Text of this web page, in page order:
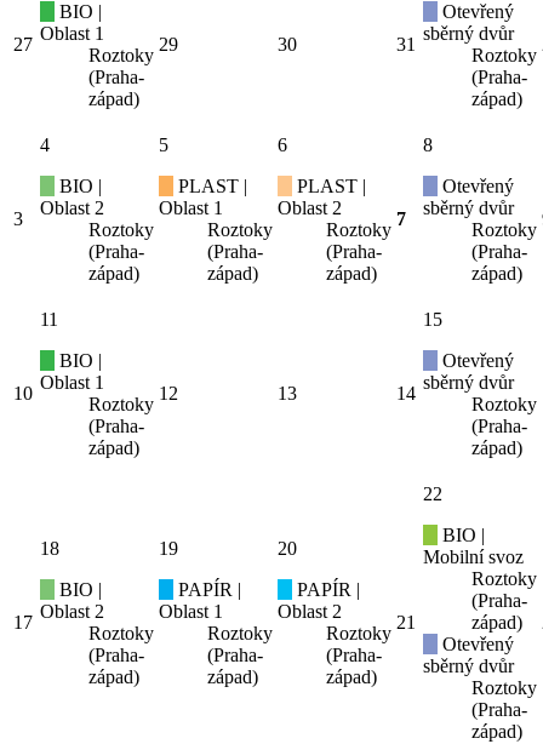
27
BIO |
Oblast 1
Roztoky
(Praha-
západ)
29 30 31
Otevřený
sběrný dvůr
Roztoky
(Praha-
západ)
3
4
BIO |
Oblast 2
Roztoky
(Praha-
západ)
5
PLAST |
Oblast 1
Roztoky
(Praha-
západ)
6
PLAST |
Oblast 2
Roztoky
(Praha-
západ)
7
8
Otevřený
sběrný dvůr
Roztoky
(Praha-
západ)
10
11
BIO |
Oblast 1
Roztoky
(Praha-
západ)
12 13 14
15
Otevřený
sběrný dvůr
Roztoky
(Praha-
západ)
17
18
BIO |
Oblast 2
Roztoky
(Praha-
západ)
19
PAPÍR |
Oblast 1
Roztoky
(Praha-
západ)
20
PAPÍR |
Oblast 2
Roztoky
(Praha-
západ)
21
22
BIO |
Mobilní svoz
Roztoky
(Praha-
západ)
Otevřený
sběrný dvůr
Roztoky
(Praha-
západ)